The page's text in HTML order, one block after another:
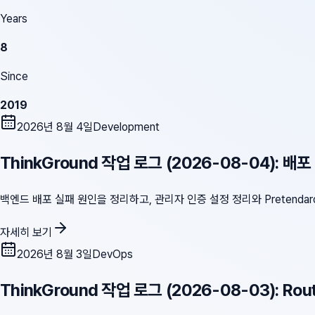
Years
8
Since
2019
2026년 8월 4일Development
ThinkGround 작업 로그 (2026-08-04): 배포
백엔드 배포 실패 원인을 정리하고, 관리자 인증 설정 정리와
자세히 보기
2026년 8월 3일DevOps
ThinkGround 작업 로그 (2026-08-03):